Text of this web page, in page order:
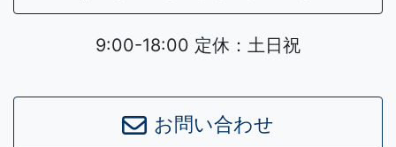
9:00-18:00 定休：土日祝
お問い合わせ